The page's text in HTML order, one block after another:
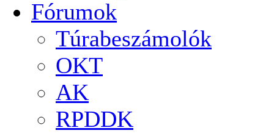
Fórumok
Túrabeszámolók
OKT
AK
RPDDK